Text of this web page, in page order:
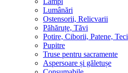
Lumânări
Ostensorii, Relicvarii
Păhăruțe, Tăvi
Potire, Ciborii, Patene, Teci
Pupitre
Truse pentru sacramente
Aspersoare și găletușe